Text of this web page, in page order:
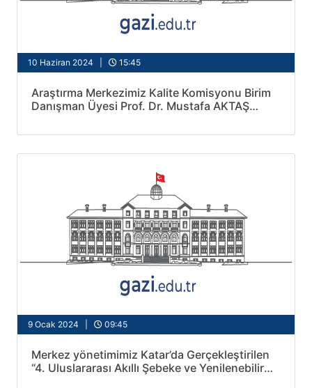
10 Haziran 2024 | 15:45
Araştırma Merkezimiz Kalite Komisyonu Birim
Danışman Üyesi Prof. Dr. Mustafa AKTAŞ
9 Ocak 2024 | 09:45
Merkez yönetimimiz Katar’da Gerçekleştirilen
“4. Uluslararası Akıllı Şebeke ve Yenilenebilir